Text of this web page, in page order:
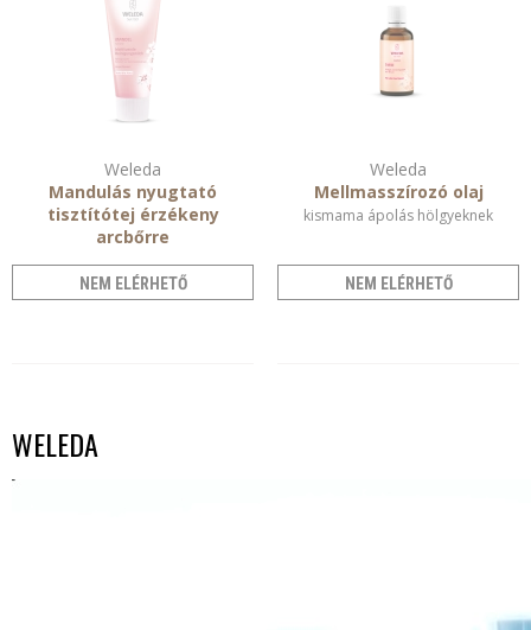
Weleda
Mandulás nyugtató
tisztítótej érzékeny
arcbőrre
arcápolás
NEM ELÉRHETŐ
Weleda
Mellmasszírozó olaj
kismama ápolás hölgyeknek
NEM ELÉRHETŐ
WELEDA